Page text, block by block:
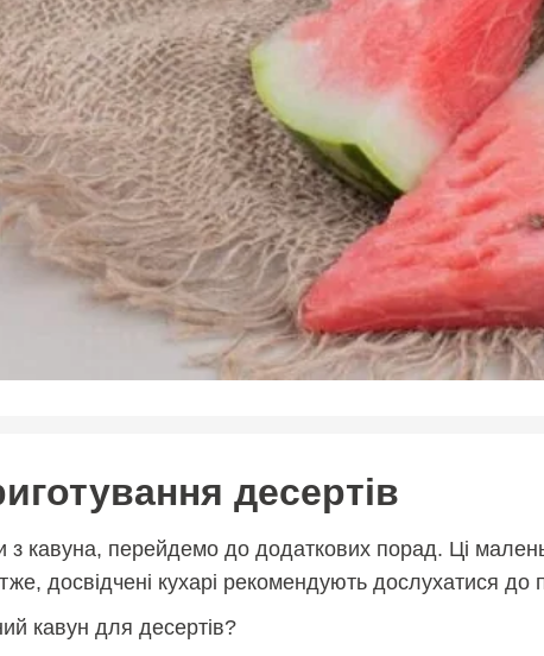
десертів
з кавуна, перейдемо до додаткових порад. Ці
досвідчені кухарі рекомендують дослухатися до
кавун для десертів?